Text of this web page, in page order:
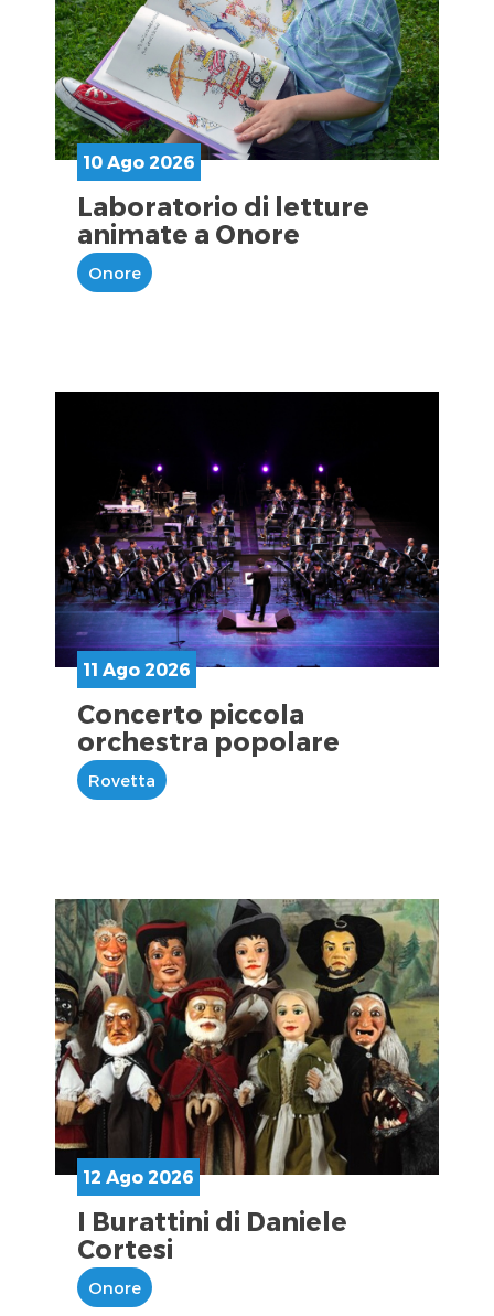
10 Ago 2026
Laboratorio di letture
animate a Onore
Onore
11 Ago 2026
Concerto piccola
orchestra popolare
Rovetta
12 Ago 2026
I Burattini di Daniele
Cortesi
Onore